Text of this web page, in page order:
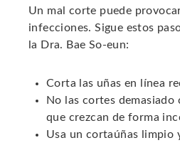
Un mal corte puede
infecciones. Sigue estos
la Dra. Bae So-eun:
Corta las uñas en línea
No las cortes
que crezcan de forma
Usa un cortaúñas limpio